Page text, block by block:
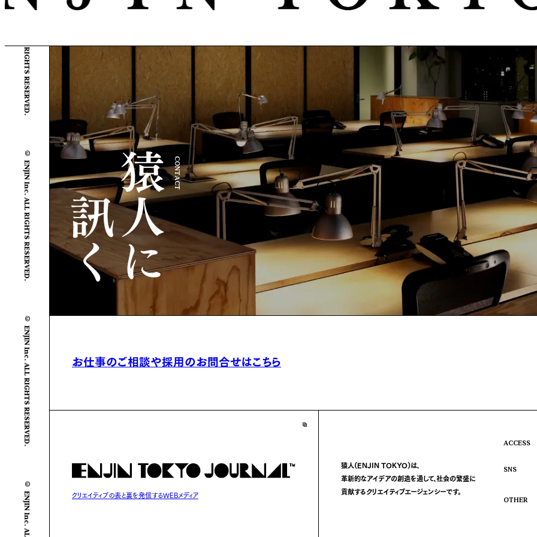
© ENJIN Inc. ALL RIGHTS RESERVED.
© ENJIN Inc. ALL RIGHTS RESERVED.
© ENJIN Inc. ALL RIGHTS RESERVED.
CONTACT
お仕事のご相談や採用のお問合せはこちら
猿人(ENJIN TOKYO)は、
革新的なアイデアの創造を通して、社会の繁盛に
貢献するクリエイティブエージェンシーです。
ACCESS
SNS
OTHER
クリエイティブの表と裏を発信するWEBメディア